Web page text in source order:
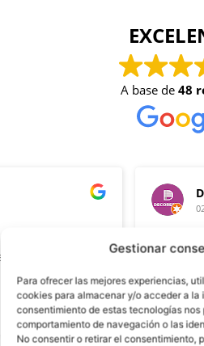
Gestionar
Para ofrecer las mejores experiencias,
cookies para almacenar y/o acceder a la
consentimiento de estas tecnologías
comportamiento de navegación o las
No consentir o retirar el consentimiento,
A base de 48
DECOR ESTIL
Calidad
Zapatos
Eugenia te atenderá